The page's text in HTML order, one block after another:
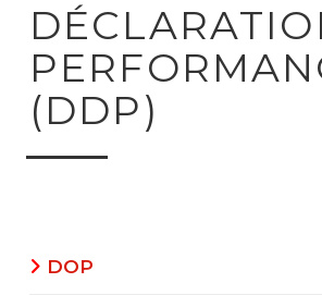
(DDP)
DOP